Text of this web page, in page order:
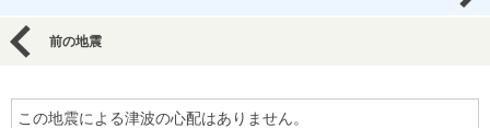
前の地震
この地震による津波の心配はありません。